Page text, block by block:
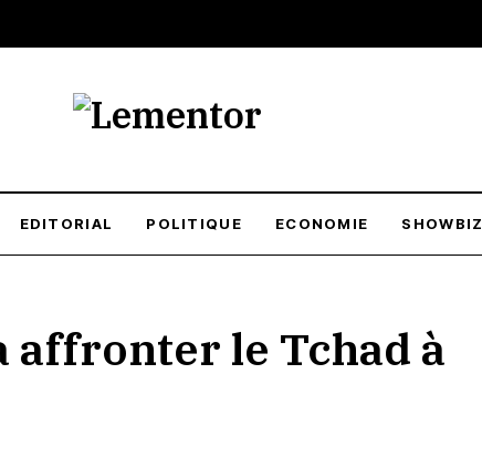
infos, en temps et en heure. Restez informé 24h/24.
EDITORIAL POLITIQUE ECONOMIE SHOWBIZ
affronter le Tchad à